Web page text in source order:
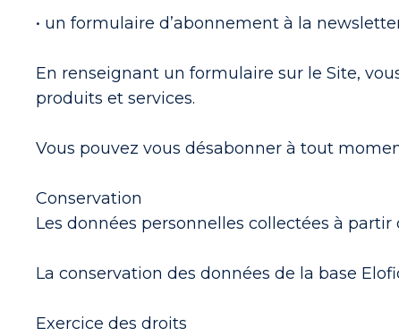
• un formulaire d’abonnement à la
En renseignant un formulaire sur le Site,
produits et services.
Vous pouvez vous désabonner à tout
Conservation
Les données personnelles collectées à
La conservation des données de la base
Exercice des droits